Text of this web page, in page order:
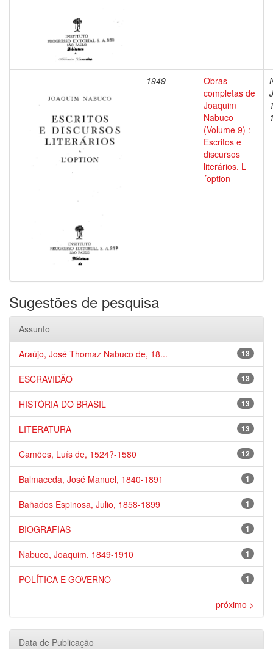
1949
Obras
completas de
Joaquim
Nabuco
(Volume 9) :
Escritos e
discursos
literários. L
´option
Sugestões de pesquisa
Assunto
13
Araújo, José Thomaz Nabuco de, 18...
13
ESCRAVIDÃO
13
HISTÓRIA DO BRASIL
13
LITERATURA
12
Camões, Luís de, 1524?-1580
1
Balmaceda, José Manuel, 1840-1891
1
Bañados Espinosa, Julio, 1858-1899
1
BIOGRAFIAS
1
Nabuco, Joaquim, 1849-1910
1
POLÍTICA E GOVERNO
próximo >
Data de Publicação